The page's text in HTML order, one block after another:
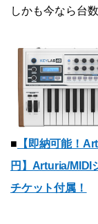
しかも今なら台
■ 【即納可能！
円】Arturia/
チケット付属！